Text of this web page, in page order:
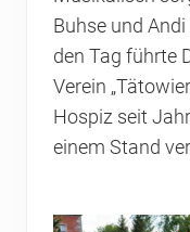
Buhse und
den Tag führte
Verein
Hospiz seit
einem Stand